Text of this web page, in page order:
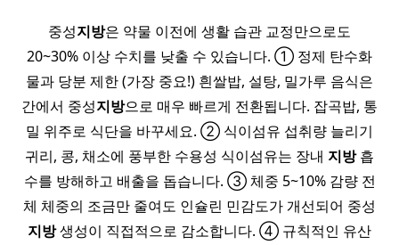
중성지방은 약물 이전에 생활 습관 교정만으로도
20~30% 이상 수치를 낮출 수 있습니다. ① 정제 탄수화
물과 당분 제한 (가장 중요!) 흰쌀밥, 설탕, 밀가루 음식은
간에서 중성지방으로 매우 빠르게 전환됩니다. 잡곡밥, 통
밀 위주로 식단을 바꾸세요. ② 식이섬유 섭취량 늘리기
귀리, 콩, 채소에 풍부한 수용성 식이섬유는 장내 지방흡
수를 방해하고 배출을 돕습니다. ③ 체중 5~10% 감량 전
체 체중의 조금만 줄여도 인슐린 민감도가 개선되어 중성
지방생성이 직접적으로 감소합니다. ④ 규칙적인 유산